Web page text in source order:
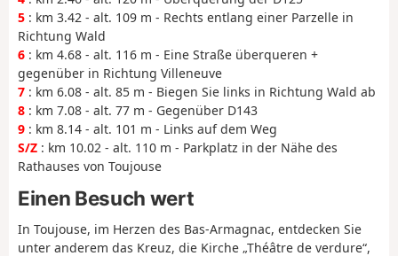
5 : km 3.42 - alt. 109 m - Rechts entlang einer Parzelle in
Richtung Wald
6 : km 4.68 - alt. 116 m - Eine Straße überqueren +
gegenüber in Richtung Villeneuve
7 : km 6.08 - alt. 85 m - Biegen Sie links in Richtung Wald ab
8 : km 7.08 - alt. 77 m - Gegenüber D143
9 : km 8.14 - alt. 101 m - Links auf dem Weg
S/Z : km 10.02 - alt. 110 m - Parkplatz in der Nähe des
Rathauses von Toujouse
Einen Besuch wert
In Toujouse, im Herzen des Bas-Armagnac, entdecken Sie
unter anderem das Kreuz, die Kirche „Théâtre de verdure“,